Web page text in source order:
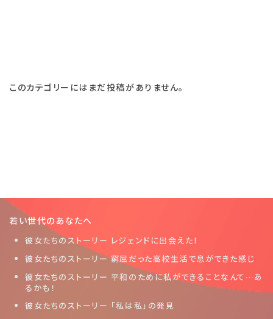
このカテゴリーにはまだ投稿がありません。
若い世代のあなたへ
彼女たちのストーリー レジェンドに出会えた！
彼女たちのストーリー 窮屈だった高校生活で息ができた感じ
彼女たちのストーリー 平和のために私ができることなんて…あ
るかも！
彼女たちのストーリー 「私は私」の発見